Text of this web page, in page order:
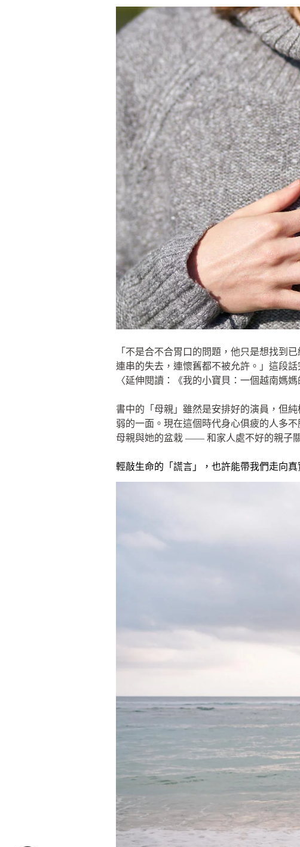
「不是合不合胃口的問題，他只是想找到
連串的失去，連懷舊都不被允許。」這段
〈延伸閱讀：《我的小寶貝：一個越南媽
書中的「母親」雖然是安排好的演員，但
弱的一面。現在這個時代身心俱疲的人多
母親與她的盆栽 —— 和家人處不好的親子
輕敲生命的「謊言」，也許能帶我們走向真